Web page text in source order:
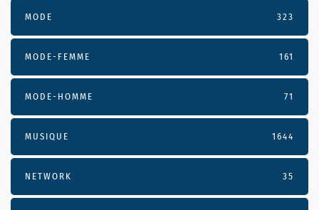
MODE 323
MODE-FEMME 161
MODE-HOMME 71
MUSIQUE 1644
NETWORK 35